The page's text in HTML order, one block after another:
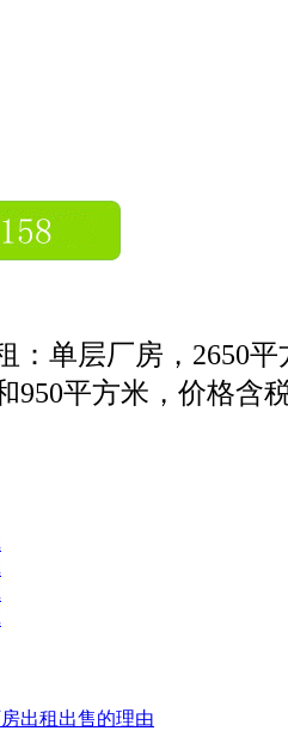
：单层厂房，2650
950平方米，价格含
出租出售的理由